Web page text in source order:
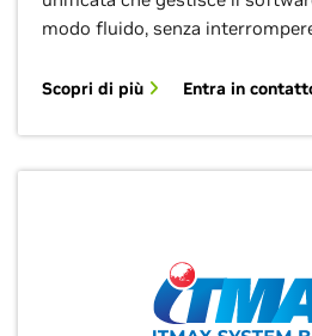
modo fluido, senza
Scopri di più Entra in